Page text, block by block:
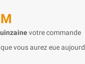
votre commande
vous aurez eue